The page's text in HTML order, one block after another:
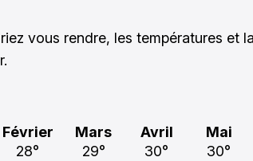
vous rendre, les températures et la
Février Mars Avril Mai
28°
29°
30°
30°